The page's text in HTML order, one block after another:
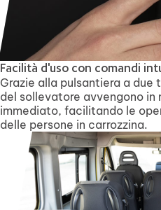
Facilità d'uso con comandi
Grazie alla pulsantiera a due
del sollevatore avvengono in
immediato, facilitando le
delle persone in carrozzina.